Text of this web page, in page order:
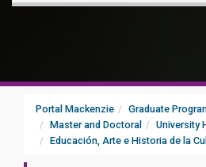
Portal Mackenzie
Graduate
Master and Doctoral
University
Educación, Arte e Historia de la